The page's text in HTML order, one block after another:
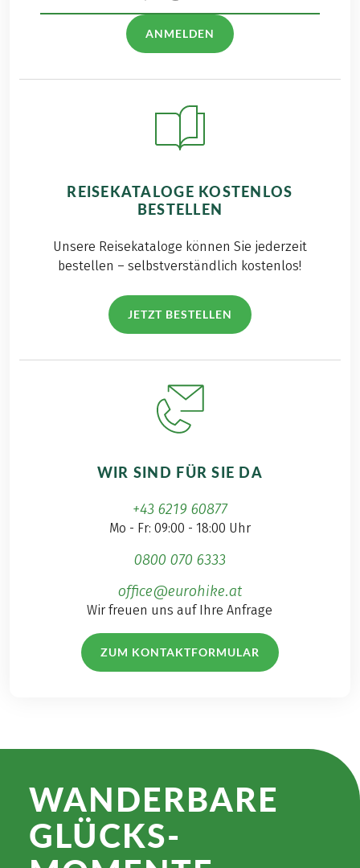
ANMELDEN
REISEKATALOGE KOSTENLOS
BESTELLEN
Unsere Reisekataloge können Sie jederzeit
bestellen – selbstverständlich kostenlos!
JETZT BESTELLEN
WIR SIND FÜR SIE DA
+43 6219 60877
Mo - Fr: 09:00 - 18:00 Uhr
0800 070 6333
office@eurohike.at
Wir freuen uns auf Ihre Anfrage
ZUM KONTAKTFORMULAR
WANDER­BARE
GLÜCKS­